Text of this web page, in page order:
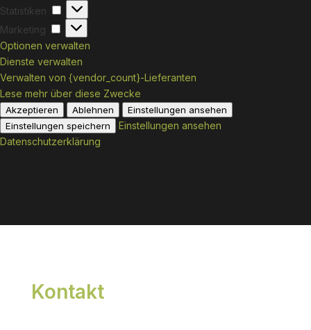
Statistiken
Statistiken
Marketing
Marketing
Optionen verwalten
Dienste verwalten
Verwalten von {vendor_count}-Lieferanten
Lese mehr über diese Zwecke
Akzeptieren Ablehnen
Einstellungen ansehen
Einstellungen speichern
Einstellungen ansehen
Datenschutzerklärung
Kontakt